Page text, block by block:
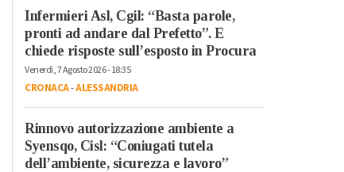
Infermieri Asl, Cgil: “Basta parole,
pronti ad andare dal Prefetto”. E
chiede risposte sull’esposto in Procura
Venerdì, 7 Agosto 2026 - 18:35
CRONACA-ALESSANDRIA
Rinnovo autorizzazione ambiente a
Syensqo, Cisl: “Coniugati tutela
dell’ambiente, sicurezza e lavoro”